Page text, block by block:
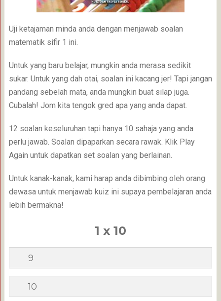
Uji ketajaman minda anda dengan menjawab soalan
matematik sifir 1 ini.
Untuk yang baru belajar, mungkin anda merasa sedikit
sukar. Untuk yang dah otai, soalan ini kacang jer! Tapi jangan
pandang sebelah mata, anda mungkin buat silap juga.
Cubalah! Jom kita tengok gred apa yang anda dapat.
12 soalan keseluruhan tapi hanya 10 sahaja yang anda
perlu jawab. Soalan dipaparkan secara rawak. Klik Play
Again untuk dapatkan set soalan yang berlainan.
Untuk kanak-kanak, kami harap anda dibimbing oleh orang
dewasa untuk menjawab kuiz ini supaya pembelajaran anda
lebih bermakna!
1 x 10
9
10